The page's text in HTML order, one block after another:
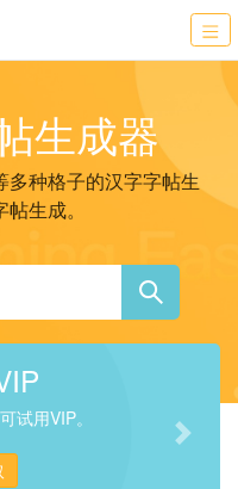
生成器
种格子的汉字字帖生
生成。
VIP用户
普通VIP、高级VIP
Next